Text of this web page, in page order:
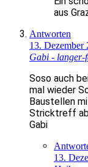
aus
Antworten
13. Dezember
Gabi - langer-
Soso auch
mal wieder
Baustellen
Stricktreff
Gabi
13.